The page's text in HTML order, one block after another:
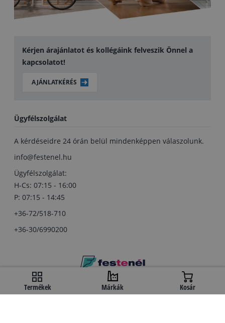
Kérjen árajánlatot és kollégáink felveszik Önnel a
kapcsolatot!
AJÁNLATKÉRÉS
Ügyfélszolgálat
A kérdéseidre 24 órán belül mindenképpen válaszolunk.
info@festenel.hu
Ügyfélszolgálat:
H-Cs: 07:15 - 16:00
P: 07:15 - 14:45
+36-72/518-710
+36-30/6990200
Copyright © festenel.hu.
Minden jog fentartva.
Termékek Márkák Kosár